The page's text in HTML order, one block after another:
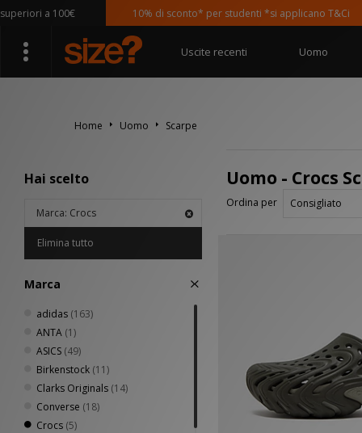
a 100€ 10% di sconto* per studenti *si applicano T&Ci
Uscite recenti Uomo
Home Uomo Scarpe
Hai scelto
Marca: Crocs
Elimina tutto
Marca
adidas (163)
ANTA (1)
ASICS (49)
Birkenstock (11)
Clarks Originals (14)
Converse (18)
Crocs (5)
Uomo - Crocs
Ordina per